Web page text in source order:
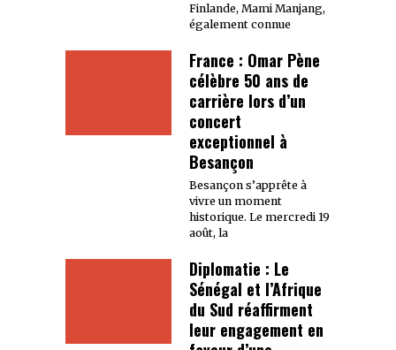
Finlande, Mami Manjang,
également connue
France : Omar Pène
célèbre 50 ans de
carrière lors d’un
concert
exceptionnel à
Besançon
Besançon s’apprête à
vivre un moment
historique. Le mercredi 19
août, la
Diplomatie : Le
Sénégal et l’Afrique
du Sud réaffirment
leur engagement en